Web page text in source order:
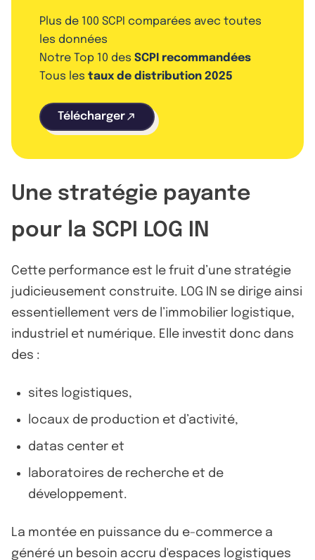
Plus de 100 SCPI comparées avec toutes
les données
Notre Top 10 des SCPI recommandées
Tous les taux de distribution 2025
Télécharger
Une stratégie payante
pour la SCPI LOG IN
Cette performance est le fruit d’une stratégie
judicieusement construite. LOG IN se dirige ainsi
essentiellement vers de l’immobilier logistique,
industriel et numérique. Elle investit donc dans
des :
sites logistiques,
locaux de production et d’activité,
datas center et
laboratoires de recherche et de
développement.
La montée en puissance du e-commerce a
généré un besoin accru d'espaces logistiques